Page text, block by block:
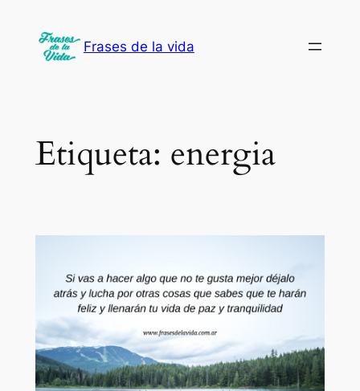
contenido
Frases de la vida
Etiqueta: energia